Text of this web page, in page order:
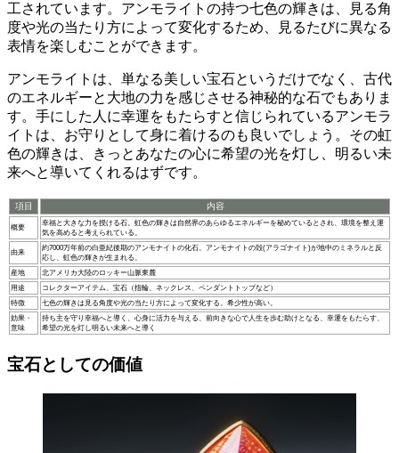
工されています。アンモライトの持つ七色の輝きは、見る角
度や光の当たり方によって変化するため、見るたびに異なる
表情を楽しむことができます。
アンモライトは、単なる美しい宝石というだけでなく、古代
のエネルギーと大地の力を感じさせる神秘的な石でもありま
す。手にした人に幸運をもたらすと信じられているアンモラ
イトは、お守りとして身に着けるのも良いでしょう。その虹
色の輝きは、きっとあなたの心に希望の光を灯し、明るい未
来へと導いてくれるはずです。
項目 内容
概要
幸福と大きな力を授ける石。虹色の輝きは自然界のあらゆるエネルギーを秘めているとされ、環境を整え運
気を高めると考えられている。
由来
約7000万年前の白亜紀後期のアンモナイトの化石。アンモナイトの殻(アラゴナイト)が地中のミネラルと反
応し、虹色の輝きが生まれる。
産地
北アメリカ大陸のロッキー山脈東麓
用途
コレクターアイテム、宝石（指輪、ネックレス、ペンダントトップなど）
特徴
七色の輝きは見る角度や光の当たり方によって変化する。希少性が高い。
効果・
意味
持ち主を守り幸福へと導く、心身に活力を与える、前向きな心で人生を歩む助けとなる、幸運をもたらす、
希望の光を灯し明るい未来へと導く
宝石としての価値